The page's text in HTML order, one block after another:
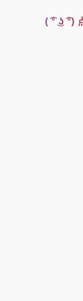
( ͡° ͜ʖ ͡°)